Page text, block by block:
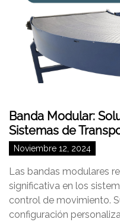
Banda Modular:
Sistemas de
Noviembre 12, 2024
Las bandas modulares
significativa en los
control de movimiento.
configuración